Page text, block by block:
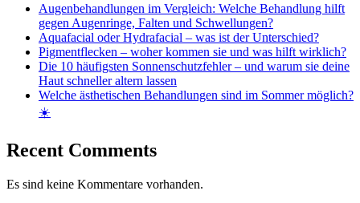
Augenbehandlungen im Vergleich: Welche Behandlung hilft
gegen Augenringe, Falten und Schwellungen?
Aquafacial oder Hydrafacial – was ist der Unterschied?
Pigmentflecken – woher kommen sie und was hilft wirklich?
Die 10 häufigsten Sonnenschutzfehler – und warum sie deine
Haut schneller altern lassen
Welche ästhetischen Behandlungen sind im Sommer möglich?
☀️
Recent Comments
Es sind keine Kommentare vorhanden.